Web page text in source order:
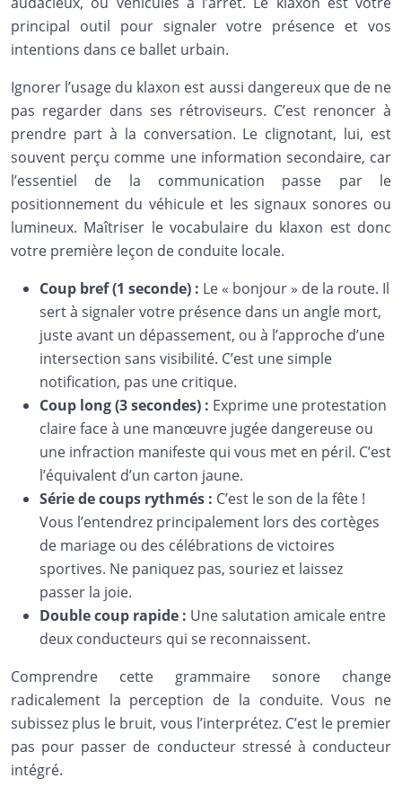
principal outil pour signaler votre présence et vos
intentions dans ce ballet urbain.
Ignorer l’usage du klaxon est aussi dangereux que de ne
pas regarder dans ses rétroviseurs. C’est renoncer à
prendre part à la conversation. Le clignotant, lui, est
souvent perçu comme une information secondaire, car
l’essentiel de la communication passe par le
positionnement du véhicule et les signaux sonores ou
lumineux. Maîtriser le vocabulaire du klaxon est donc
votre première leçon de conduite locale.
Coup bref (1 seconde) : Le « bonjour » de la route. Il
sert à signaler votre présence dans un angle mort,
juste avant un dépassement, ou à l’approche d’une
intersection sans visibilité. C’est une simple
notification, pas une critique.
Coup long (3 secondes) : Exprime une protestation
claire face à une manœuvre jugée dangereuse ou
une infraction manifeste qui vous met en péril. C’est
l’équivalent d’un carton jaune.
Série de coups rythmés : C’est le son de la fête !
Vous l’entendrez principalement lors des cortèges
de mariage ou des célébrations de victoires
sportives. Ne paniquez pas, souriez et laissez
passer la joie.
Double coup rapide : Une salutation amicale entre
deux conducteurs qui se reconnaissent.
Comprendre cette grammaire sonore change
radicalement la perception de la conduite. Vous ne
subissez plus le bruit, vous l’interprétez. C’est le premier
pas pour passer de conducteur stressé à conducteur
intégré.